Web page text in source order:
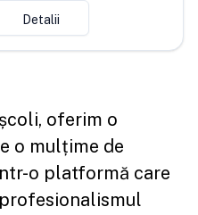
Detalii
oferim o
o mulțime de
o platformă care